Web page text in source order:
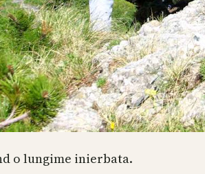
o lungime inierbata.